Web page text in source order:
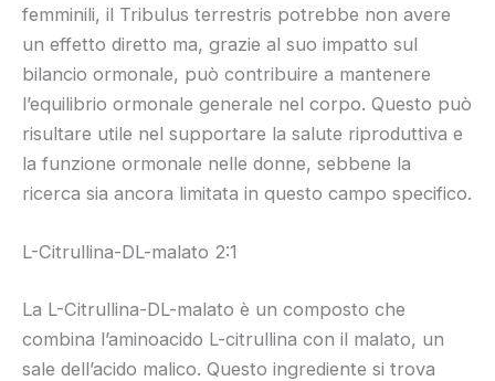
femminili, il Tribulus terrestris potrebbe non avere
un effetto diretto ma, grazie al suo impatto sul
bilancio ormonale, può contribuire a mantenere
l’equilibrio ormonale generale nel corpo. Questo può
risultare utile nel supportare la salute riproduttiva e
la funzione ormonale nelle donne, sebbene la
ricerca sia ancora limitata in questo campo specifico.
L-Citrullina-DL-malato 2:1
La L-Citrullina-DL-malato è un composto che
combina l’aminoacido L-citrullina con il malato, un
sale dell’acido malico. Questo ingrediente si trova